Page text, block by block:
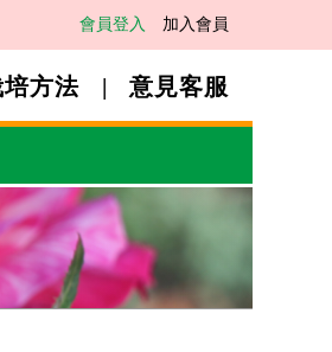
會員登入 加入會員
培方法 意見客服